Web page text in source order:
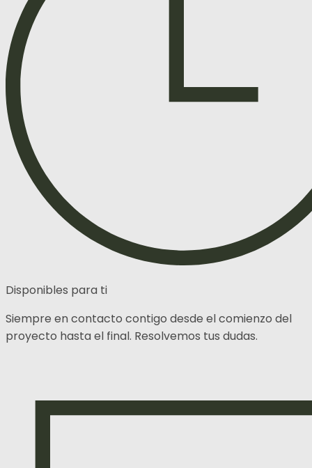
Disponibles para ti
Siempre en contacto contigo desde el comienzo del
proyecto hasta el final. Resolvemos tus dudas.